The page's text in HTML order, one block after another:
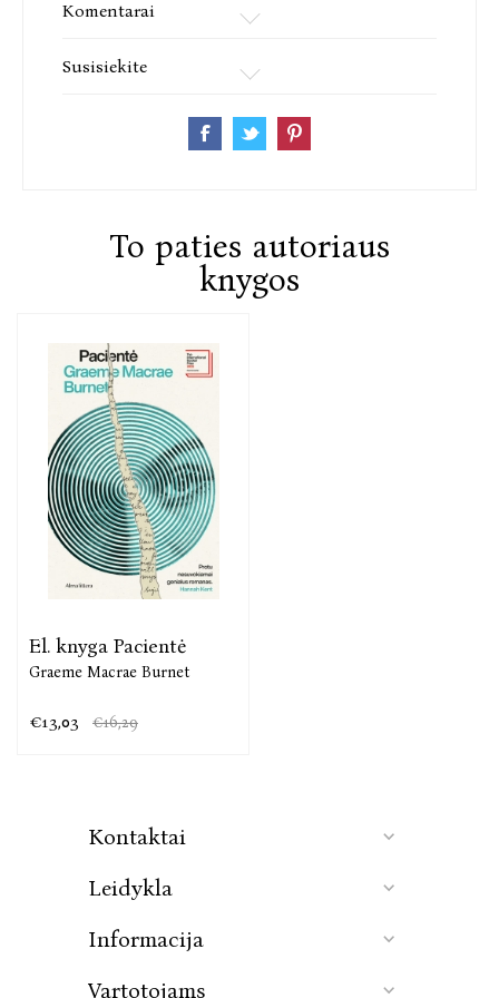
Komentarai
Susisiekite
To paties autoriaus
knygos
El. knyga Pacientė
Graeme Macrae Burnet
€13,03 €16,29
Kontaktai
Leidykla
Informacija
Vartotojams